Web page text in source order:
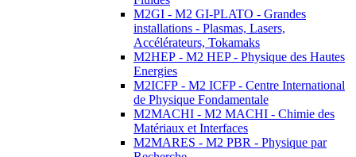
M2GI - M2 GI-PLATO - Grandes
installations - Plasmas, Lasers,
Accélérateurs, Tokamaks
M2HEP - M2 HEP - Physique des Hautes
Energies
M2ICFP - M2 ICFP - Centre International
de Physique Fondamentale
M2MACHI - M2 MACHI - Chimie des
Matériaux et Interfaces
M2MARES - M2 PBR - Physique par